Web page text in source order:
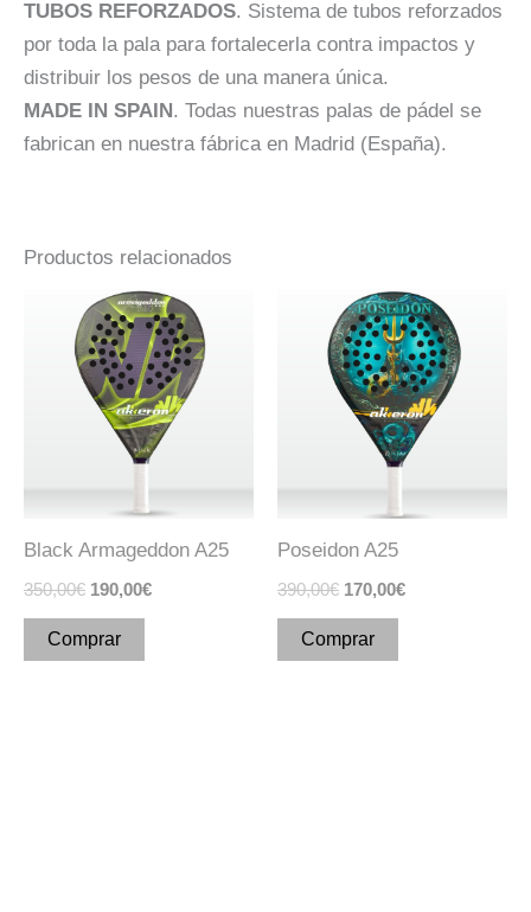
TUBOS REFORZADOS. Sistema de tubos reforzados
por toda la pala para fortalecerla contra impactos y
distribuir los pesos de una manera única.
MADE IN SPAIN. Todas nuestras palas de pádel se
fabrican en nuestra fábrica en Madrid (España).
Productos relacionados
Black Armageddon A25
350,00€
El
precio
original
era:
350,00€.
190,00€
El
precio
actual
es:
190,00€.
Comprar
Este
producto
tiene
múltiples
variantes.
Las
elegir
la
Poseidon A25
390,00€
El
precio
original
era:
390,00€.
170,00€
El
precio
actual
es:
170,00€.
Comprar
Este
producto
tiene
múltiples
variantes.
Las
elegir
la